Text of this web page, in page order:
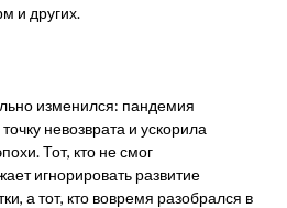
и других.
изменился: пандемия
невозврата и ускорила
Тот, кто не смог
игнорировать развитие
а тот, кто вовремя разобрался в